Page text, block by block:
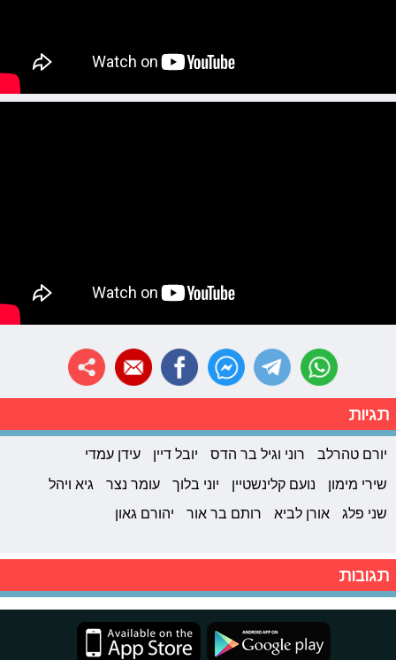
תגיות
יורם טהרלב רוני וגיל בר הדס יובל דיין
עידן עמדי
שירי מימון
נועם קלינשטיין יוני בלוך עומר נצר
גיא ויהל
שני פלג
אורן לביא רותם בר אור יהורם גאון
תגובות